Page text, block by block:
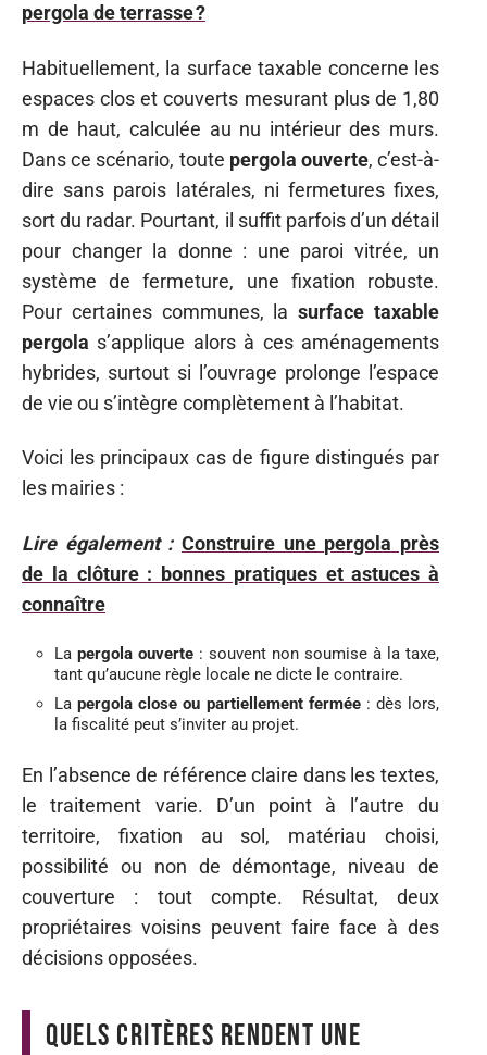
pergola de terrasse ?
Habituellement, la surface taxable concerne les
espaces clos et couverts mesurant plus de 1,80
m de haut, calculée au nu intérieur des murs.
Dans ce scénario, toute pergola ouverte, c’est-à-
dire sans parois latérales, ni fermetures fixes,
sort du radar. Pourtant, il suffit parfois d’un détail
pour changer la donne : une paroi vitrée, un
système de fermeture, une fixation robuste.
Pour certaines communes, lasurface taxable
pergola s’applique alors à ces aménagements
hybrides, surtout si l’ouvrage prolonge l’espace
de vie ou s’intègre complètement à l’habitat.
Voici les principaux cas de figure distingués par
les mairies :
Lire également : Construire une pergola près
de la clôture : bonnes pratiques et astuces à
connaître
La pergola ouverte : souvent non soumise à la taxe,
tant qu’aucune règle locale ne dicte le contraire.
Lapergola close ou partiellement fermée: dès lors,
la fiscalité peut s’inviter au projet.
En l’absence de référence claire dans les textes,
le traitement varie. D’un point à l’autre du
territoire, fixation au sol, matériau choisi,
possibilité ou non de démontage, niveau de
couverture : tout compte. Résultat, deux
propriétaires voisins peuvent faire face à des
décisions opposées.
Quels critères rendent une